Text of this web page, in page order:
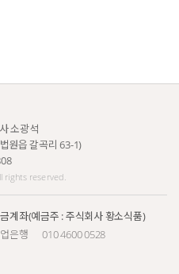
소광석
원읍 갈곡리 63-1)
rights reserved.
계좌(예금주 : 주식회사 황소식품)
은행
010 4600 0528